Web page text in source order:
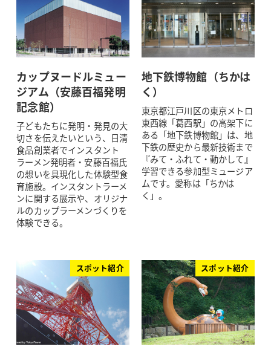
カップヌードルミュー
ジアム（安藤百福発明
記念館）
子どもたちに発明・発見の大
切さを伝えたいという、日清
食品創業者でインスタント
ラーメン発明者・安藤百福氏
の想いを具現化した体験型食
育施設。インスタントラーメ
ンに関する展示や、オリジナ
ルのカップラーメンづくりを
体験できる。
地下鉄博物館（ちかは
く）
東京都江戸川区の東京メトロ
東西線「葛西駅」の高架下に
ある「地下鉄博物館」は、地
下鉄の歴史から最新技術まで
『みて・ふれて・動かして』
学習できる参加型ミュージア
ムです。愛称は「ちかは
く」。
スポット紹介 スポット紹介